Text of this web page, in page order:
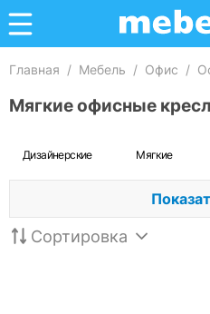
Главная / Мебель / Офис /
Мягкие офисные
Дизайнерские Мягкие
Сортировка